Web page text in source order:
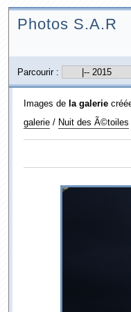
Photos S.A.R
Parcourir :
Images de la galerie
galerie/ Nuit des Ã©toiles